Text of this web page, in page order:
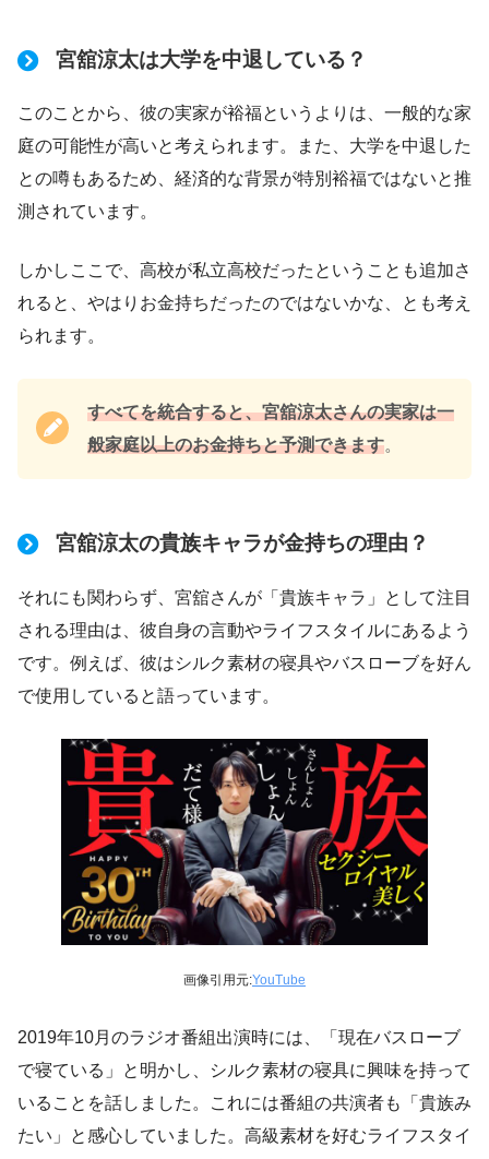
宮舘涼太は大学を中退している？
このことから、彼の実家が裕福というよりは、一般的な家
庭の可能性が高いと考えられます。また、大学を中退した
との噂もあるため、経済的な背景が特別裕福ではないと推
測されています。
しかしここで、高校が私立高校だったということも追加さ
れると、やはりお金持ちだったのではないかな、とも考え
られます。
すべてを統合すると、宮舘涼太さんの実家は一
般家庭以上のお金持ちと予測できます。
宮舘涼太の貴族キャラが金持ちの理由？
それにも関わらず、宮舘さんが「貴族キャラ」として注目
される理由は、彼自身の言動やライフスタイルにあるよう
です。例えば、彼はシルク素材の寝具やバスローブを好ん
で使用していると語っています。
画像引用元:YouTube
2019年10月のラジオ番組出演時には、「現在バスローブ
で寝ている」と明かし、シルク素材の寝具に興味を持って
いることを話しました。これには番組の共演者も「貴族み
たい」と感心していました。高級素材を好むライフスタイ